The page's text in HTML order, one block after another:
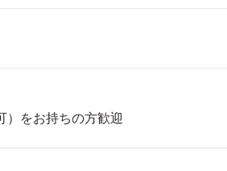
）をお持ちの方歓迎